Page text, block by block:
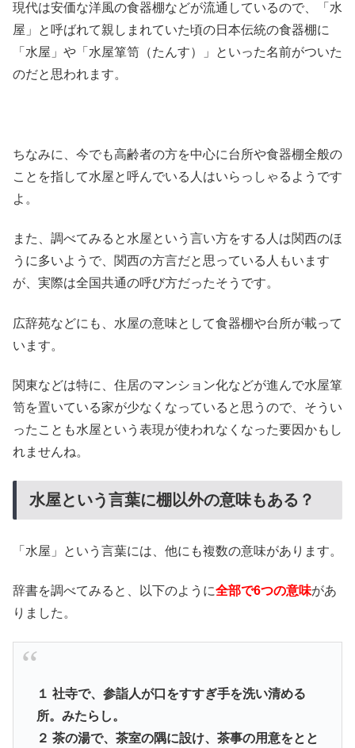
現代は安価な洋風の食器棚などが流通しているので、「水
屋」と呼ばれて親しまれていた頃の日本伝統の食器棚に
「水屋」や「水屋箪笥（たんす）」といった名前がついた
のだと思われます。
ちなみに、今でも高齢者の方を中心に台所や食器棚全般の
ことを指して水屋と呼んでいる人はいらっしゃるようです
よ。
また、調べてみると水屋という言い方をする人は関西のほ
うに多いようで、関西の方言だと思っている人もいます
が、実際は全国共通の呼び方だったそうです。
広辞苑などにも、水屋の意味として食器棚や台所が載って
います。
関東などは特に、住居のマンション化などが進んで水屋箪
笥を置いている家が少なくなっていると思うので、そうい
ったことも水屋という表現が使われなくなった要因かもし
れませんね。
水屋という言葉に棚以外の意味もある？
「水屋」という言葉には、他にも複数の意味があります。
辞書を調べてみると、以下のように全部で6つの意味があ
りました。
１ 社寺で、参詣人が口をすすぎ手を洗い清める
所。みたらし。
２ 茶の湯で、茶室の隅に設け、茶事の用意をとと